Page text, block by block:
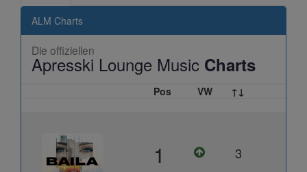
ALM Charts
Die offiziellen
Apresski Lounge Music Charts
Pos VW ↑↓
1 3